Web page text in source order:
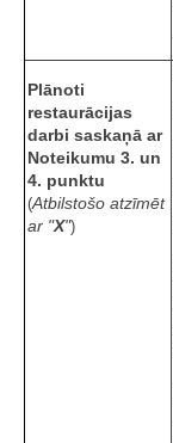
Plānoti
restaurācijas
darbi saskaņā ar
Noteikumu 3. un
4. punktu
(Atbilstošo atzīmēt
ar "X")